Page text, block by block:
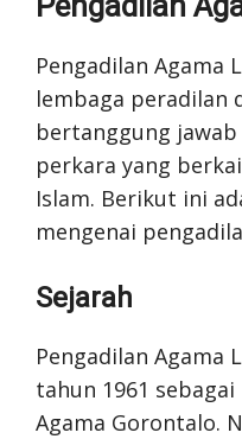
Pengadilan Agama
lembaga peradilan
bertanggung
perkara yang
Islam. Berikut ini
mengenai
Sejarah
Pengadilan Agama
tahun 1961
Agama Gorontalo.